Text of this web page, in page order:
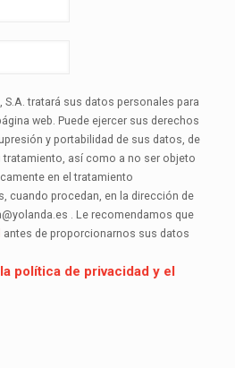
tratará sus datos personales para
web. Puede ejercer sus derechos
y portabilidad de sus datos, de
así como a no ser objeto
en el tratamiento
cuando procedan, en la dirección de
. Le recomendamos que
antes de proporcionarnos sus datos
política de privacidad y el